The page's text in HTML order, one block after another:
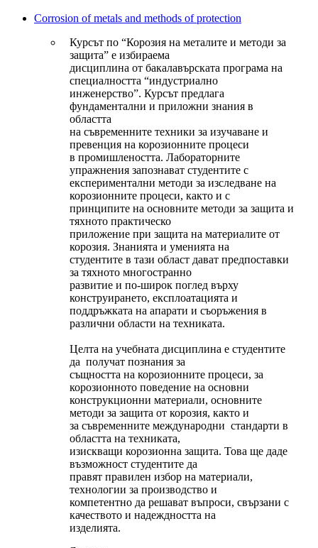
Corrosion of metals and methods of protection
Курсът по “Корозия на металите и методи за
защита” е избираема
дисциплина от бакалавърската програма на
специалността “индустриално
инженерство”. Курсът предлага
фундаментални и приложни знания в
областта
на съвременните техники за изучаване и
превенция на корозионните процеси
в промишлеността. Лабораторните
упражнения запознават студентите с
експериментални методи за изследване на
корозионните процеси, както и с
принципите на основните методи за защита и
тяхното практическо
приложение при защита на материалите от
корозия. Знанията и уменията на
студентите в тази област дават предпоставки
за тяхното многостранно
развитие и по-широк поглед върху
конструирането, експлоатацията и
поддръжката на апарати и съоръжения в
различни области на техниката.
Целта на учебната дисциплина е студентите
да получат познания за
същността на корозионните процеси, за
корозионното поведение на основни
конструкционни материали, основните
методи за защита от корозия, както и
за съвременните международни стандарти в
областта на техниката,
изискващи корозионна защита. Това ще даде
възможност студентите да
правят правилен избор на материали,
технологии за производство и
компетентно да решават въпроси, свързани с
качеството и надеждността на
изделията.